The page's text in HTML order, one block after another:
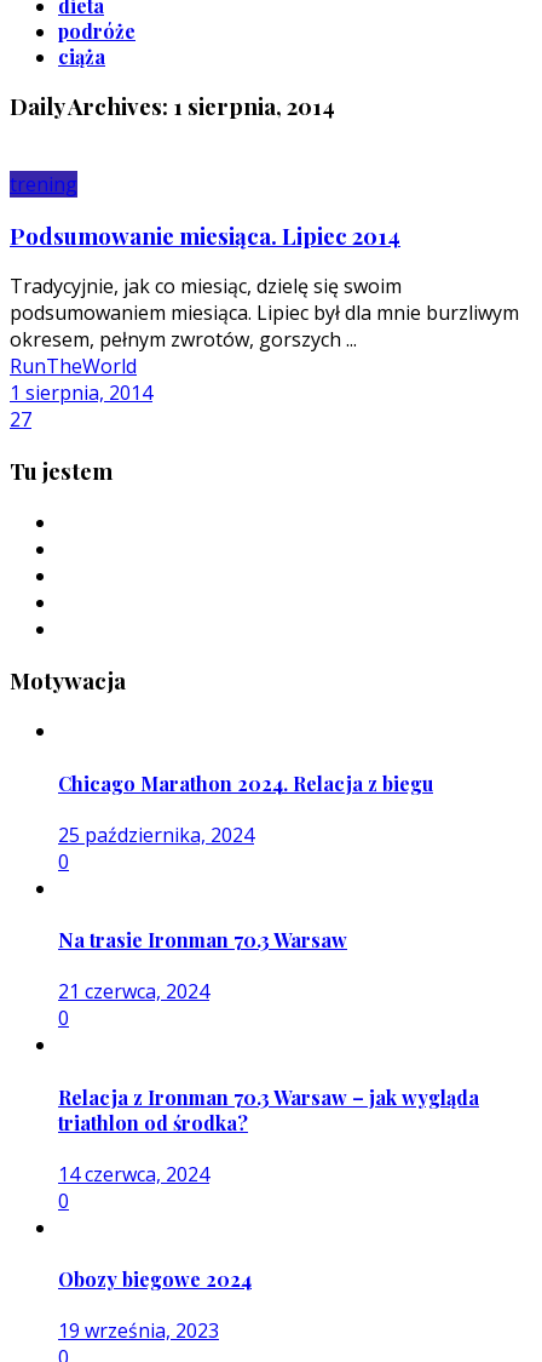
podróże
ciąża
Daily Archives: 1 sierpnia, 2014
trening
Podsumowanie miesiąca. Lipiec 2014
Tradycyjnie, jak co miesiąc, dzielę się swoim
podsumowaniem miesiąca. Lipiec był dla mnie burzliwym
okresem, pełnym zwrotów, gorszych ...
RunTheWorld
1 sierpnia, 2014
27
Tu jestem
Motywacja
Chicago Marathon 2024. Relacja z biegu
25 października, 2024
0
Na trasie Ironman 70.3 Warsaw
21 czerwca, 2024
0
Relacja z Ironman 70.3 Warsaw – jak wygląda
triathlon od środka?
14 czerwca, 2024
0
Obozy biegowe 2024
19 września, 2023